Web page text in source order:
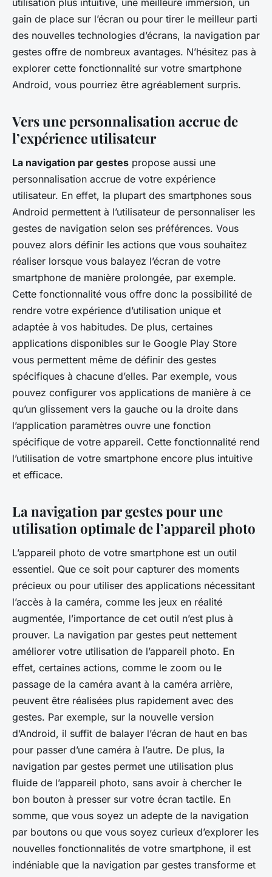
gain de place sur l’écran ou pour tirer le meilleur parti
des nouvelles technologies d’écrans, la navigation par
gestes offre de nombreux avantages. N’hésitez pas à
explorer cette fonctionnalité sur votre smartphone
Android, vous pourriez être agréablement surpris.
Vers une personnalisation accrue de
l’expérience utilisateur
La navigation par gestes propose aussi une
personnalisation accrue de votre expérience
utilisateur. En effet, la plupart des smartphones sous
Android permettent à l’utilisateur de personnaliser les
gestes de navigation selon ses préférences. Vous
pouvez alors définir les actions que vous souhaitez
réaliser lorsque vous balayez l’écran de votre
smartphone de manière prolongée, par exemple.
Cette fonctionnalité vous offre donc la possibilité de
rendre votre expérience d’utilisation unique et
adaptée à vos habitudes. De plus, certaines
applications disponibles sur le Google Play Store
vous permettent même de définir des gestes
spécifiques à chacune d’elles. Par exemple, vous
pouvez configurer vos applications de manière à ce
qu’un glissement vers la gauche ou la droite dans
l’application paramètres ouvre une fonction
spécifique de votre appareil. Cette fonctionnalité rend
l’utilisation de votre smartphone encore plus intuitive
et efficace.
La navigation par gestes pour une
utilisation optimale de l’appareil photo
L’appareil photo de votre smartphone est un outil
essentiel. Que ce soit pour capturer des moments
précieux ou pour utiliser des applications nécessitant
l’accès à la caméra, comme les jeux en réalité
augmentée, l’importance de cet outil n’est plus à
prouver. La navigation par gestes peut nettement
améliorer votre utilisation de l’appareil photo. En
effet, certaines actions, comme le zoom ou le
passage de la caméra avant à la caméra arrière,
peuvent être réalisées plus rapidement avec des
gestes. Par exemple, sur la nouvelle version
d’Android, il suffit de balayer l’écran de haut en bas
pour passer d’une caméra à l’autre. De plus, la
navigation par gestes permet une utilisation plus
fluide de l’appareil photo, sans avoir à chercher le
bon bouton à presser sur votre écran tactile. En
somme, que vous soyez un adepte de la navigation
par boutons ou que vous soyez curieux d’explorer les
nouvelles fonctionnalités de votre smartphone, il est
indéniable que la navigation par gestes transforme et